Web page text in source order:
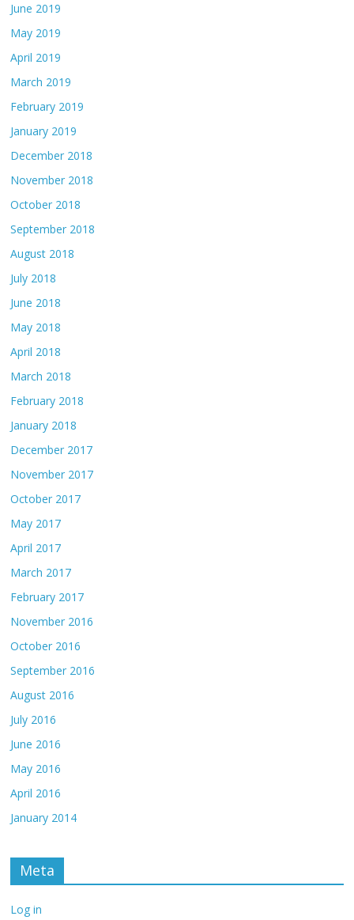
June 2019
May 2019
April 2019
March 2019
February 2019
January 2019
December 2018
November 2018
October 2018
September 2018
August 2018
July 2018
June 2018
May 2018
April 2018
March 2018
February 2018
January 2018
December 2017
November 2017
October 2017
May 2017
April 2017
March 2017
February 2017
November 2016
October 2016
September 2016
August 2016
July 2016
June 2016
May 2016
April 2016
January 2014
Meta
Log in